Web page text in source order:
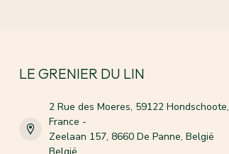
LE GRENIER DU LIN
2 Rue des Moeres, 59122 Hondschoote,
France -
Zeelaan 157, 8660 De Panne, België